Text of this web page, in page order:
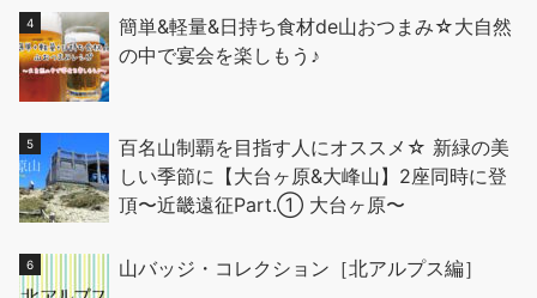
簡単&軽量&日持ち食材de山おつまみ☆大自然
の中で宴会を楽しもう♪
百名山制覇を目指す人にオススメ☆ 新緑の美
しい季節に【大台ヶ原&大峰山】2座同時に登
頂〜近畿遠征Part.① 大台ヶ原〜
山バッジ・コレクション［北アルプス編］